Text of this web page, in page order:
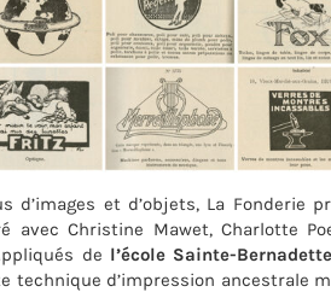
d’images et d’objets, La Fonderie
avec Christine Mawet, Charlotte
de l’école Sainte-
technique d’impression ancestrale